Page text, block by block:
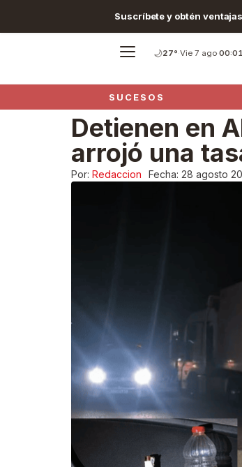
Suscríbete y obtén
🌙27°·Vie 7 ago·00:01
SUCESOS
Detienen en
arrojó una
Por: Redaccion Fecha: 28 agosto